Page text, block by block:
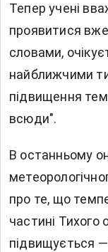
Тепер учені
проявитися
словами,
найближчими
підвищення
всюди".
В останньому
про те, що
частині
підвищується